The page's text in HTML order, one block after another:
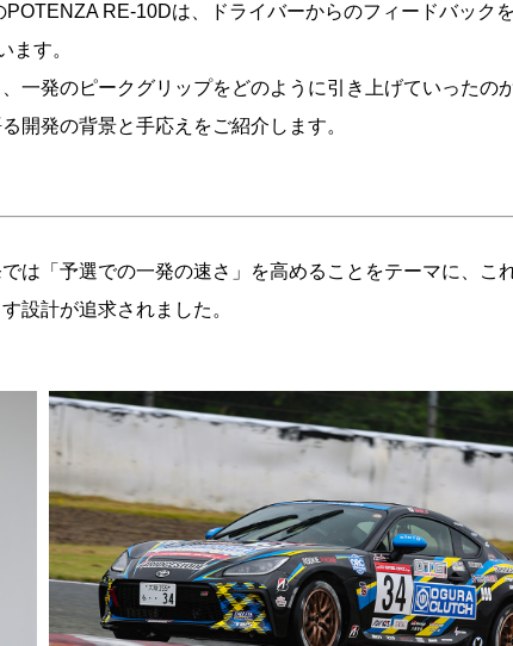
RE-10Dは、ドライバーからのフィードバック
ます。
一発のピークグリップをどのように引き上げていったの
開発の背景と手応えをご紹介します。
は「予選での一発の速さ」を高めることをテーマに、こ
設計が追求されました。